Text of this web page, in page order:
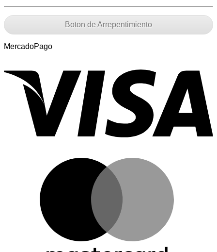
Boton de Arrepentimiento
MercadoPago